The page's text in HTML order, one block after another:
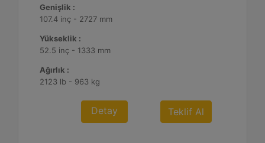
Genişlik :
107.4 inç - 2727 mm
Yükseklik :
52.5 inç - 1333 mm
Ağırlık :
2123 lb - 963 kg
Detay Teklif Al